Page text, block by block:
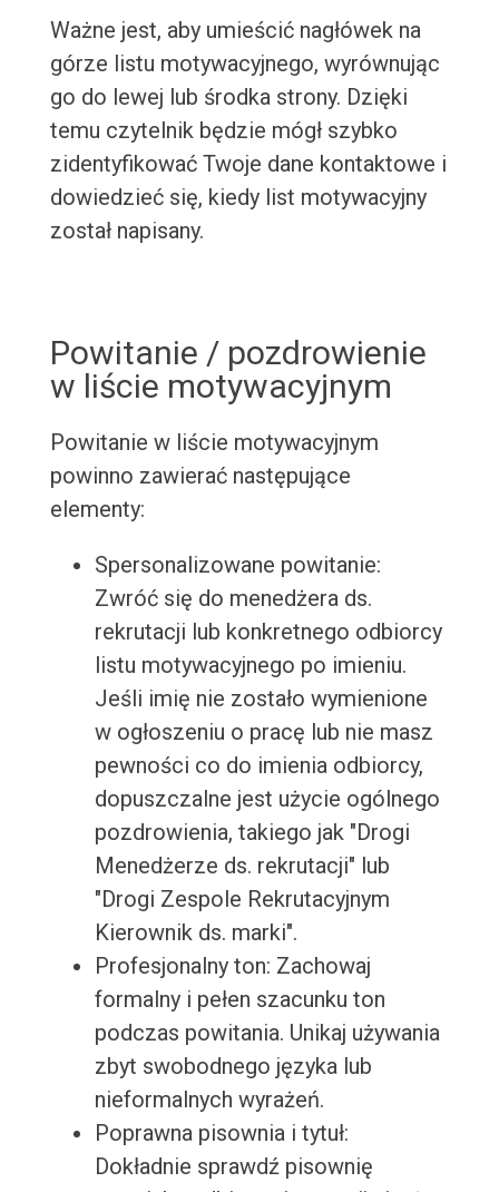
Ważne jest, aby umieścić nagłówek na
górze listu motywacyjnego, wyrównując
go do lewej lub środka strony. Dzięki
temu czytelnik będzie mógł szybko
zidentyfikować Twoje dane kontaktowe i
dowiedzieć się, kiedy list motywacyjny
został napisany.
Powitanie / pozdrowienie
w liście motywacyjnym
Powitanie w liście motywacyjnym
powinno zawierać następujące
elementy:
Spersonalizowane powitanie:
Zwróć się do menedżera ds.
rekrutacji lub konkretnego odbiorcy
listu motywacyjnego po imieniu.
Jeśli imię nie zostało wymienione
w ogłoszeniu o pracę lub nie masz
pewności co do imienia odbiorcy,
dopuszczalne jest użycie ogólnego
pozdrowienia, takiego jak "Drogi
Menedżerze ds. rekrutacji" lub
"Drogi Zespole Rekrutacyjnym
Kierownik ds. marki".
Profesjonalny ton: Zachowaj
formalny i pełen szacunku ton
podczas powitania. Unikaj używania
zbyt swobodnego języka lub
nieformalnych wyrażeń.
Poprawna pisownia i tytuł:
Dokładnie sprawdź pisownię